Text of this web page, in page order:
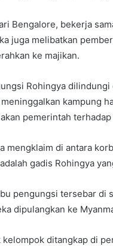
Bengalore, bekerja
juga melibatkan
ke majikan.
Rohingya
kampung
pemerintah
mengklaim di antara
gadis Rohingya
pengungsi tersebar di
dipulangkan ke
ditangkap di